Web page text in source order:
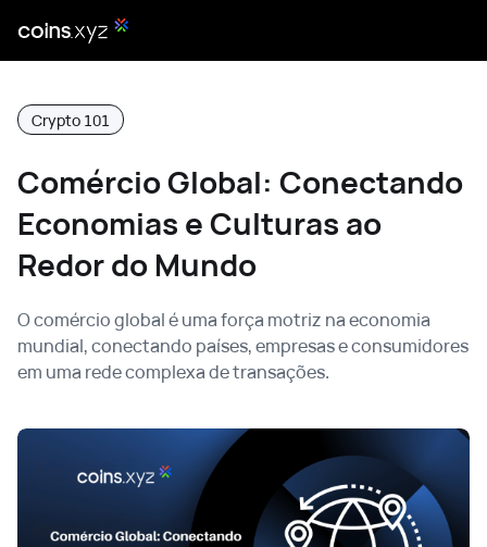
Crypto 101
Comércio Global: Conectando
Economias e Culturas ao
Redor do Mundo
O comércio global é uma força motriz na economia
mundial, conectando países, empresas e consumidores
em uma rede complexa de transações.